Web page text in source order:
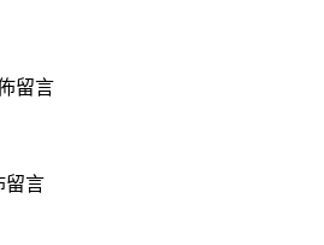
留言
留言